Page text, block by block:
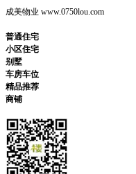
成美物业 www.0750lou.com
普通住宅
小区住宅
别墅
车房车位
精品推荐
商铺